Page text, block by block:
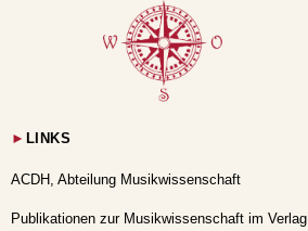
► LINKS
ACDH, Abteilung Musikwissenschaft
Publikationen zur Musikwissenschaft im Verlag